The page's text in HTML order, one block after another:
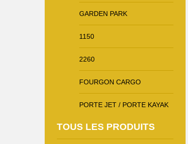
GARDEN PARK
1150
2260
FOURGON CARGO
PORTE JET / PORTE KAYAK
TOUS LES PRODUITS